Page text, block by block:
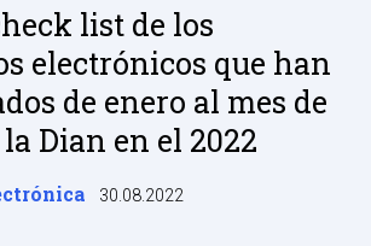
list de los
electrónicos que han
de enero al mes de
Dian en el 2022
30.08.2022